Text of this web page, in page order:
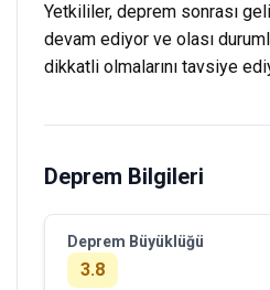
Yetkililer, deprem sonrası
devam ediyor ve olası
dikkatli olmalarını tavsiye
Deprem Bilgileri
Deprem Büyüklüğü
3.8